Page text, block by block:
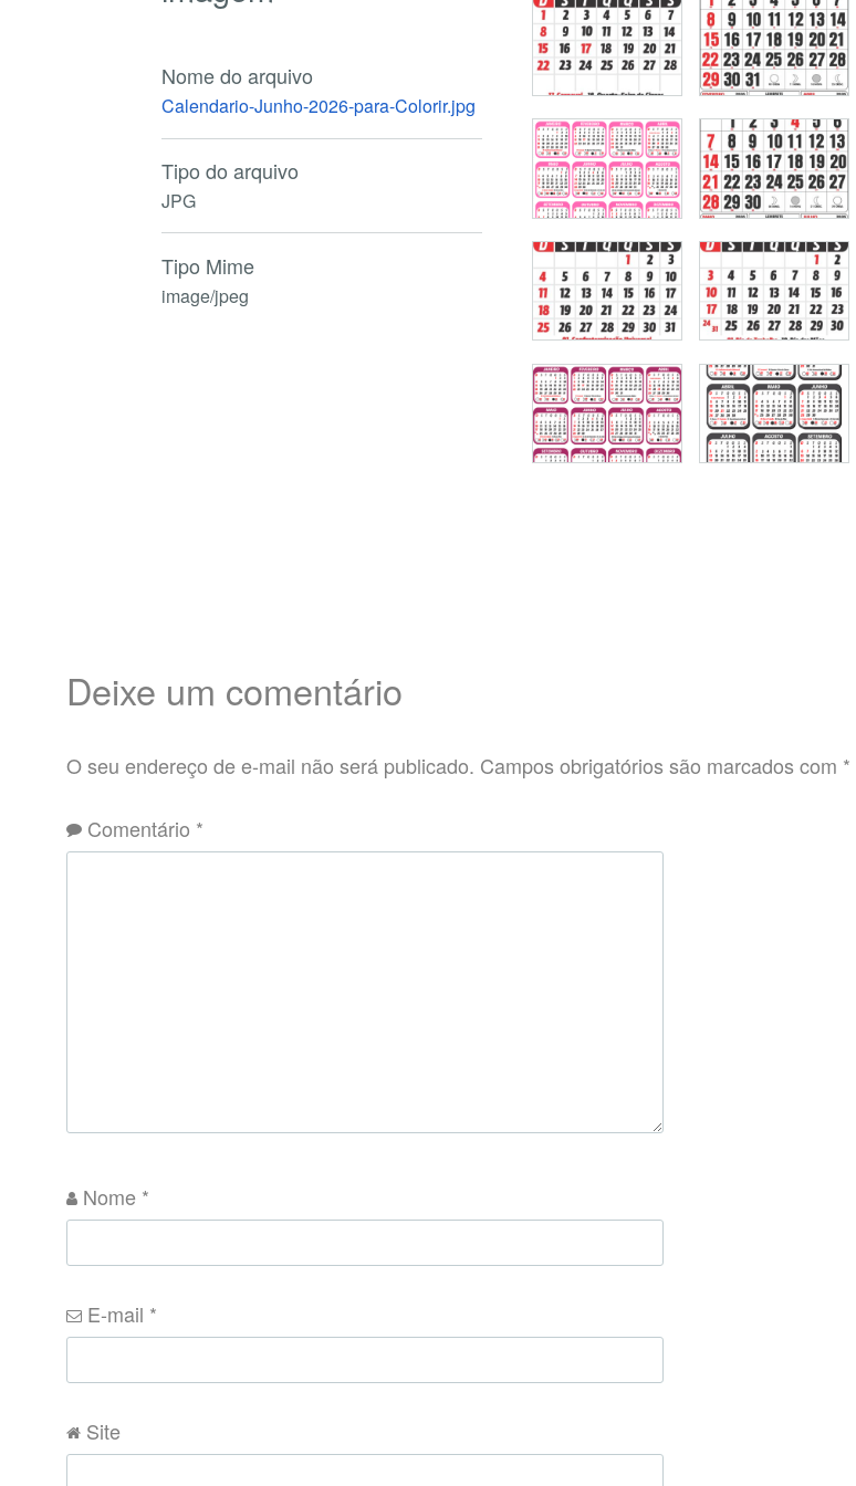
Nome do arquivo
Calendario-Junho-2026-para-Colorir.jpg
Tipo do arquivo
JPG
Tipo Mime
image/jpeg
Deixe um comentário
O seu endereço de e-mail não será publicado. Campos obrigatórios são marcados com *
Comentário *
Nome *
E-mail *
Site